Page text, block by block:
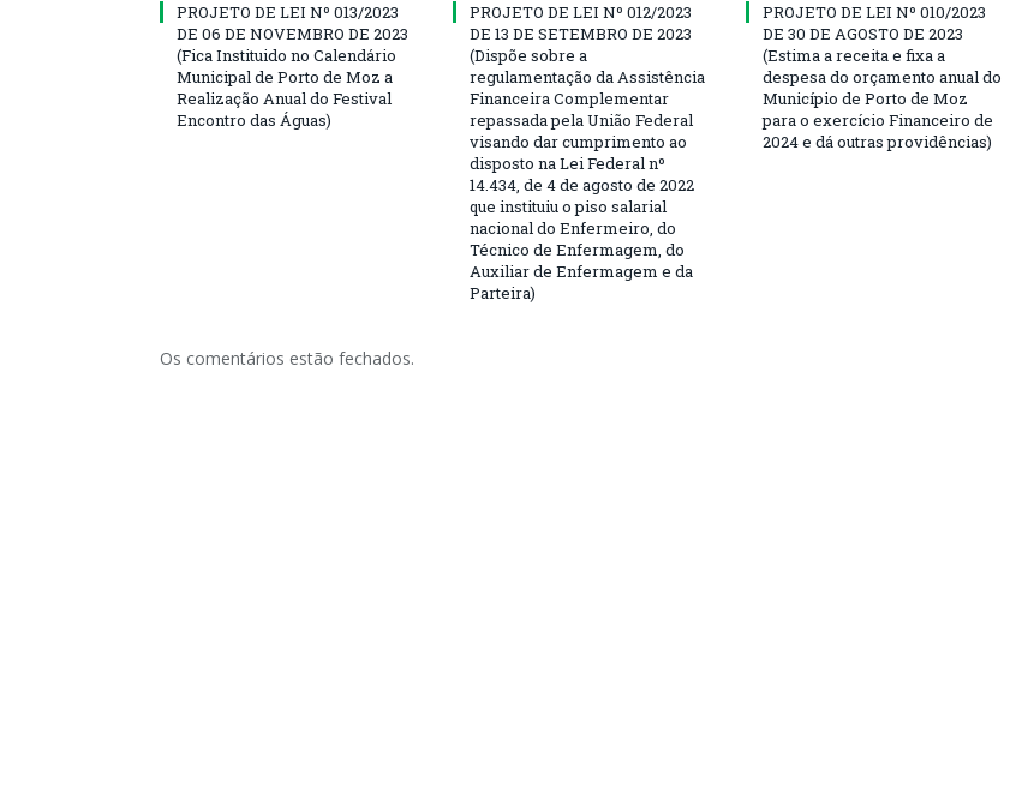
PROJETO DE LEI Nº 013/2023
DE 06 DE NOVEMBRO DE 2023
(Fica Instituido no Calendário
Municipal de Porto de Moz a
Realização Anual do Festival
Encontro das Águas)
PROJETO DE LEI Nº 012/2023
DE 13 DE SETEMBRO DE 2023
(Dispõe sobre a
regulamentação da Assistência
Financeira Complementar
repassada pela União Federal
visando dar cumprimento ao
disposto na Lei Federal nº
14.434, de 4 de agosto de 2022
que instituiu o piso salarial
nacional do Enfermeiro, do
Técnico de Enfermagem, do
Auxiliar de Enfermagem e da
Parteira)
PROJETO DE LEI Nº 010/2023
DE 30 DE AGOSTO DE 2023
(Estima a receita e fixa a
despesa do orçamento anual do
Município de Porto de Moz
para o exercício Financeiro de
2024 e dá outras providências)
Os comentários estão fechados.